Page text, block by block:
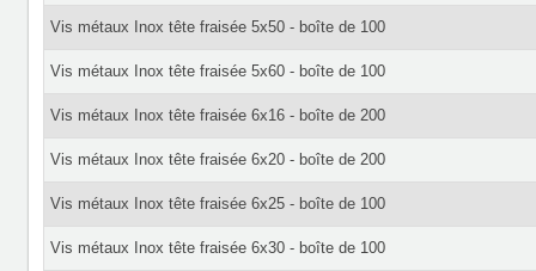
Vis métaux Inox tête fraisée 5x50 - boîte de 100
Vis métaux Inox tête fraisée 5x60 - boîte de 100
Vis métaux Inox tête fraisée 6x16 - boîte de 200
Vis métaux Inox tête fraisée 6x20 - boîte de 200
Vis métaux Inox tête fraisée 6x25 - boîte de 100
Vis métaux Inox tête fraisée 6x30 - boîte de 100